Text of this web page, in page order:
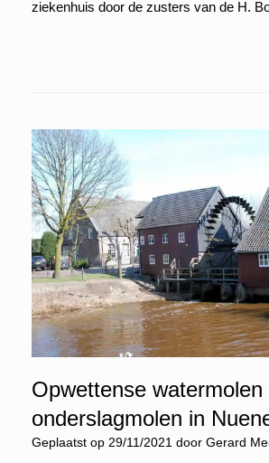
ziekenhuis door de zusters van de H.
Opwettense watermolen
onderslagmolen in
Geplaatst op 29/11/2021 door Gerard